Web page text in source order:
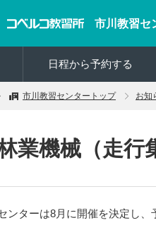
市川教習セ
日程から予約する
市川教習センタートップ お知
業機械（走
ンターは8月に開催を決定し、